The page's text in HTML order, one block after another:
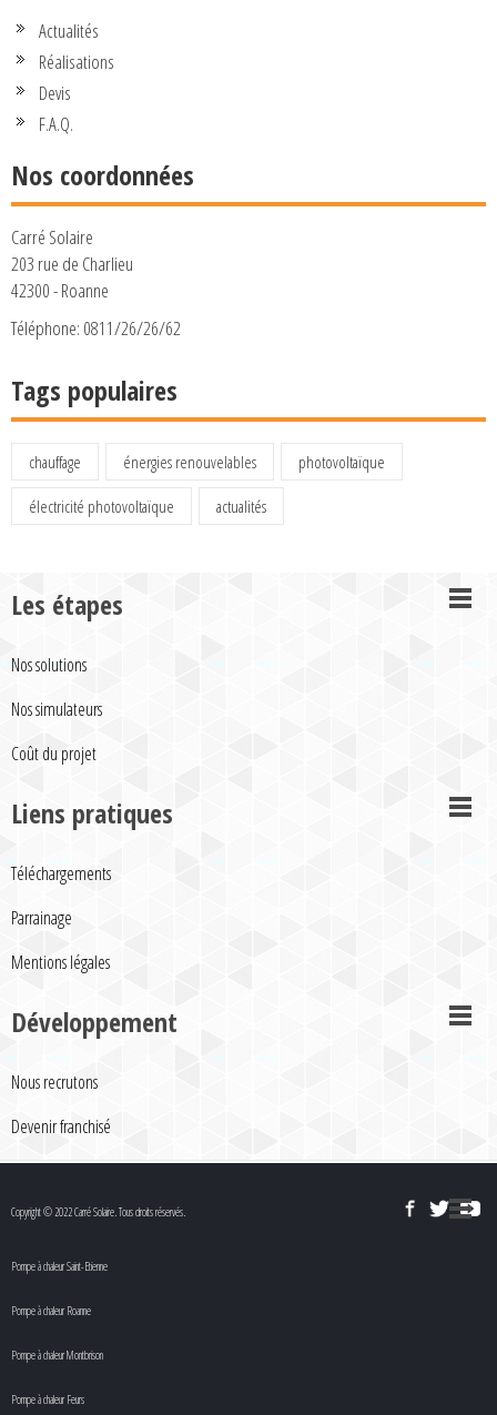
Actualités
Réalisations
Devis
F.A.Q.
Nos coordonnées
Carré Solaire
203 rue de Charlieu
42300 - Roanne
Téléphone: 0811/26/26/62
Tags populaires
chauffage énergies renouvelables
photovoltaïque
électricité photovoltaïque
actualités
Les étapes
Nos solutions
Nos simulateurs
Coût du projet
Liens pratiques
Téléchargements
Parrainage
Mentions légales
Développement
Nous recrutons
Devenir franchisé
Copyright © 2022 Carré Solaire. Tous droits réservés.
Pompe à chaleur Saint-Etienne
Pompe à chaleur Roanne
Pompe à chaleur Montbrison
Pompe à chaleur Feurs